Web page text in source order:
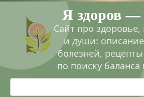
Перейти
контенту
Я здоров
Сайт про здоровье,
и души:
болезней,
по поиску баланса
Поиск: